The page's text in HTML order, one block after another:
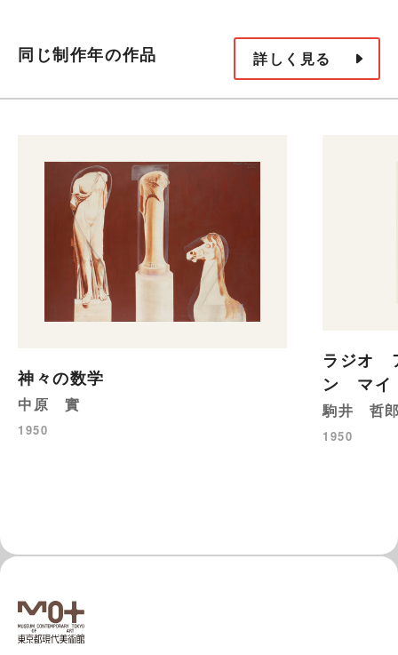
同じ制作年の作品 詳しく見る
神々の数学
中原 實
1950
ラジオ
ン マ
駒井 哲
1950